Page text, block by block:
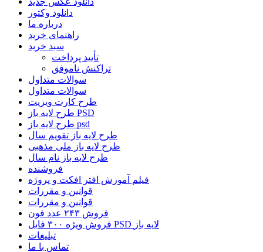
دانلود وکتور
درباره ما
راهنمای خرید
سبد خرید
تأیید پرداخت
تراکنش ناموفق
سوالات متداول
سوالات متداول
طرح کارت ویزیت
طرح لایه باز PSD
طرح لایه باز psd
طرح لایه باز تقویم سال
طرح لایه باز ملی مذهبی
طرح لایه باز نام سال
فروشنده
فیلم آموزش افتر افکت و پروژه
قوانین و مقررات
قوانین و مقررات
فروش ۲۴۳ عدد فون
فروش ویژه ۳۰۰ فایل PSD لایه باز
تبلیغات
تماس با ما